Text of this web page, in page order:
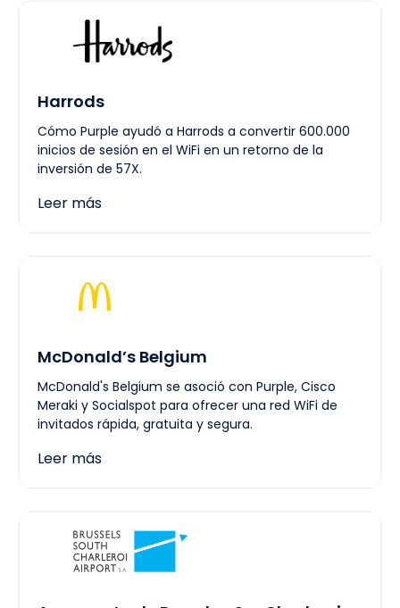
Harrods
Cómo Purple ayudó a Harrods a convertir 600.000
inicios de sesión en el WiFi en un retorno de la
inversión de 57X.
Leer más
McDonald’s Belgium
McDonald's Belgium se asoció con Purple, Cisco
Meraki y Socialspot para ofrecer una red WiFi de
invitados rápida, gratuita y segura.
Leer más